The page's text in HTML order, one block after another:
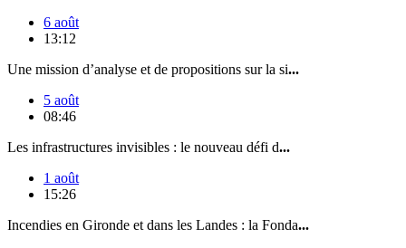
6 août
13:12
Une mission d’analyse et de propositions sur la si...
5 août
08:46
Les infrastructures invisibles : le nouveau défi d...
1 août
15:26
Incendies en Gironde et dans les Landes : la Fonda...